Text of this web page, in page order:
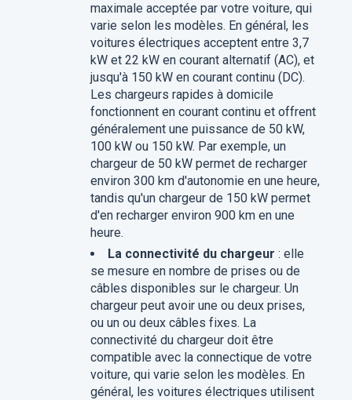
maximale acceptée par votre voiture, qui
varie selon les modèles. En général, les
voitures électriques acceptent entre 3,7
kW et 22 kW en courant alternatif (AC), et
jusqu'à 150 kW en courant continu (DC).
Les chargeurs rapides à domicile
fonctionnent en courant continu et offrent
généralement une puissance de 50 kW,
100 kW ou 150 kW. Par exemple, un
chargeur de 50 kW permet de recharger
environ 300 km d'autonomie en une heure,
tandis qu'un chargeur de 150 kW permet
d'en recharger environ 900 km en une
heure.
La connectivité du chargeur : elle
se mesure en nombre de prises ou de
câbles disponibles sur le chargeur. Un
chargeur peut avoir une ou deux prises,
ou un ou deux câbles fixes. La
connectivité du chargeur doit être
compatible avec la connectique de votre
voiture, qui varie selon les modèles. En
général, les voitures électriques utilisent